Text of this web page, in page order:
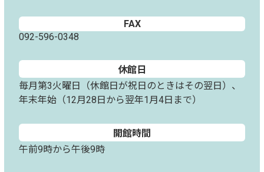
FAX
092-596-0348
休館日
毎月第3火曜日（休館日が祝日のときはその翌日）、
年末年始（12月28日から翌年1月4日まで）
開館時間
午前9時から午後9時